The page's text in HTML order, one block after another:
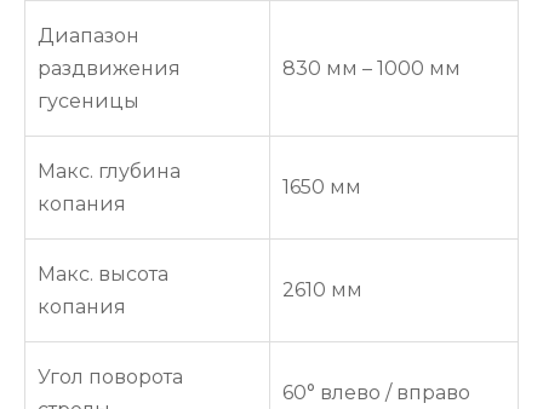
Диапазон
раздвижения
гусеницы
830 мм – 1000 мм
Макс. глубина
копания
1650 мм
Макс. высота
копания
2610 мм
Угол поворота
60° влево / вправо